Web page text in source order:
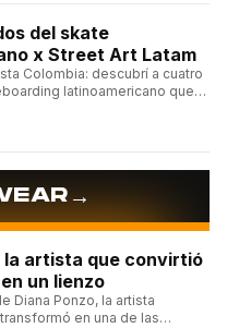
del skate
x Street Art Latam
Colombia: descubrí a cuatro
latinoamericano que
→
la artista que convirtió
un lienzo
Diana Ponzo, la artista
en una de las